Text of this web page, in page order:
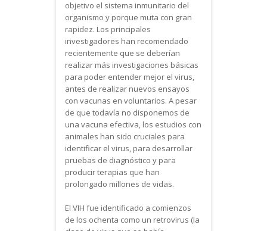
objetivo el sistema inmunitario del
organismo y porque muta con gran
rapidez. Los principales
investigadores han recomendado
recientemente que se deberían
realizar más investigaciones básicas
para poder entender mejor el virus,
antes de realizar nuevos ensayos
con vacunas en voluntarios. A pesar
de que todavía no disponemos de
una vacuna efectiva, los estudios con
animales han sido cruciales para
identificar el virus, para desarrollar
pruebas de diagnóstico y para
producir terapias que han
prolongado millones de vidas.
El VIH fue identificado a comienzos
de los ochenta como un retrovirus (la